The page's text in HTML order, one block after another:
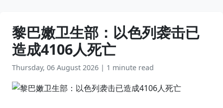
黎巴嫩卫生部：以色列袭击已
造成4106人死亡
Thursday, 06 August 2026 | 1 minute read